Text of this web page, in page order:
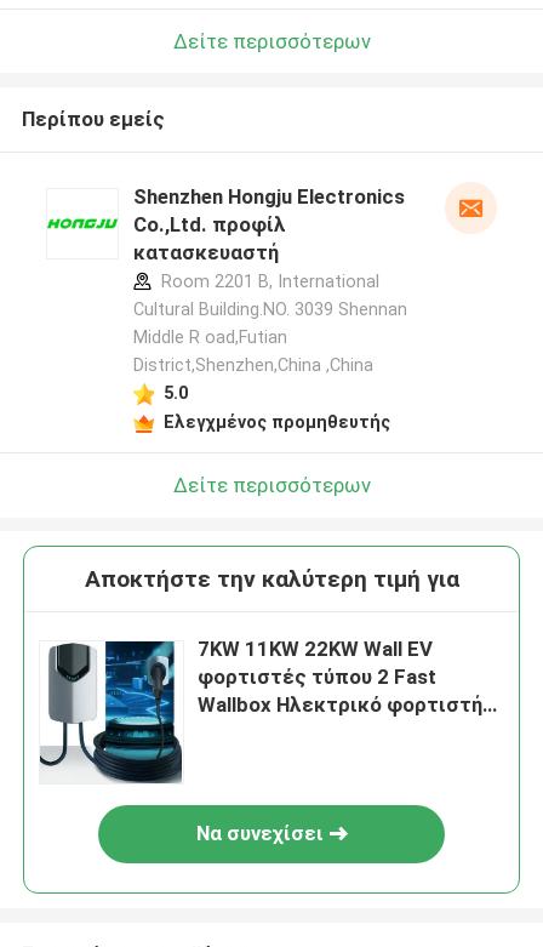
Δείτε περισσότερων
Περίπου εμείς
Shenzhen Hongju Electronics
Co.,Ltd. προφίλ
κατασκευαστή
Room 2201 B, International
Cultural Building.NO. 3039 Shennan
Middle R oad,Futian
District,Shenzhen,China ,China
5.0
Ελεγχμένος προμηθευτής
Δείτε περισσότερων
Αποκτήστε την καλύτερη τιμή για
7KW 11KW 22KW Wall EV
φορτιστές τύπου 2 Fast
Wallbox Ηλεκτρικό φορτιστή
Να συνεχίσει